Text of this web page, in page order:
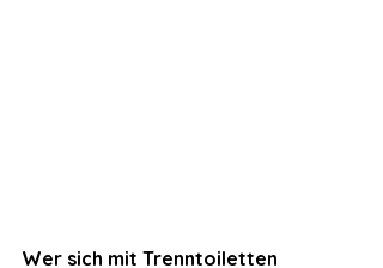
Wer sich mit Trenntoiletten